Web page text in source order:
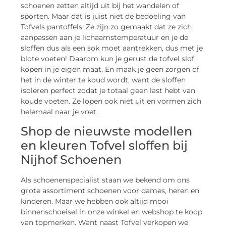
schoenen zetten altijd uit bij het wandelen of
sporten. Maar dat is juist niet de bedoeling van
Tofvels pantoffels. Ze zijn zo gemaakt dat ze zich
aanpassen aan je lichaamstemperatuur en je de
sloffen dus als een sok moet aantrekken, dus met je
blote voeten! Daarom kun je gerust de tofvel slof
kopen in je eigen maat. En maak je geen zorgen of
het in de winter te koud wordt, want de sloffen
isoleren perfect zodat je totaal geen last hebt van
koude voeten. Ze lopen ook niet uit en vormen zich
helemaal naar je voet.
Shop de nieuwste modellen
en kleuren Tofvel sloffen bij
Nijhof Schoenen
Als schoenenspecialist staan we bekend om ons
grote assortiment schoenen voor dames, heren en
kinderen. Maar we hebben ook altijd mooi
binnenschoeisel in onze winkel en webshop te koop
van topmerken. Want naast Tofvel verkopen we